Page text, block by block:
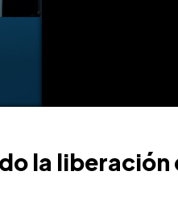
la liberación